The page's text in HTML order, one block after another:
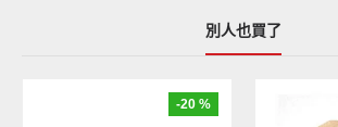
別人也買了
-20 %